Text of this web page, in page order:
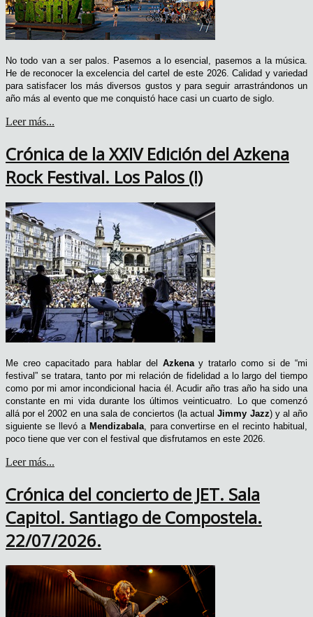
No todo van a ser palos. Pasemos a lo esencial, pasemos a la música.
He de reconocer la excelencia del cartel de este 2026. Calidad y variedad
para satisfacer los más diversos gustos y para seguir arrastrándonos un
año más al evento que me conquistó hace casi un cuarto de siglo.
Leer más...
Crónica de la XXIV Edición del Azkena
Rock Festival. Los Palos (I)
Me creo capacitado para hablar del Azkenay tratarlo como si de “mi
festival” se tratara, tanto por mi relación de fidelidad a lo largo del tiempo
como por mi amor incondicional hacia él. Acudir año tras año ha sido una
constante en mi vida durante los últimos veinticuatro. Lo que comenzó
allá por el 2002 en una sala de conciertos (la actualJimmy Jazz) y al año
siguiente se llevó a Mendizabala, para convertirse en el recinto habitual,
poco tiene que ver con el festival que disfrutamos en este 2026.
Leer más...
Crónica del concierto de JET. Sala
Capitol. Santiago de Compostela.
22/07/2026.